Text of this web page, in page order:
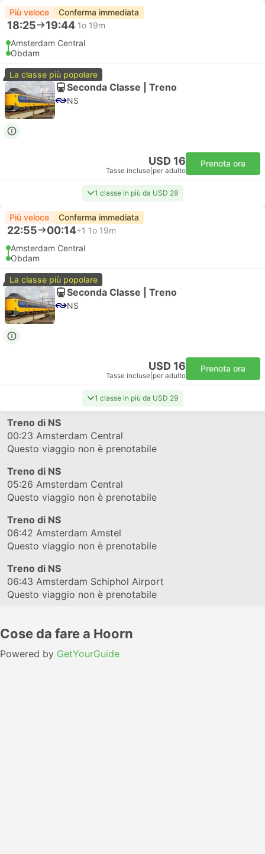
Più veloce Conferma immediata
18:25 19:44 1o 19m
Amsterdam Central
Obdam
La classe più popolare
Seconda Classe | Treno
NS
USD 16
Tasse incluse per adulto
Prenota ora
1 classe in più da USD 29
Più veloce Conferma immediata
22:55 00:14+1 1o 19m
Amsterdam Central
Obdam
La classe più popolare
Seconda Classe | Treno
NS
USD 16
Tasse incluse per adulto
Prenota ora
1 classe in più da USD 29
Treno di NS
00:23 Amsterdam Central
Questo viaggio non è prenotabile
Treno di NS
05:26 Amsterdam Central
Questo viaggio non è prenotabile
Treno di NS
06:42 Amsterdam Amstel
Questo viaggio non è prenotabile
Treno di NS
06:43 Amsterdam Schiphol Airport
Questo viaggio non è prenotabile
Cose da fare a Hoorn
Powered by GetYourGuide